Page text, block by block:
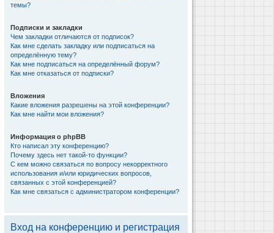
темы?
Подписки и закладки
Чем закладки отличаются от подписок?
Как мне сделать закладку или подписаться на
определённую тему?
Как мне подписаться на определённый форум?
Как мне отказаться от подписки?
Вложения
Какие вложения разрешены на этой конференции?
Как мне найти мои вложения?
Информация о phpBB
Кто написал эту конференцию?
Почему здесь нет такой-то функции?
С кем можно связаться по вопросу некорректного
использования и/или юридических вопросов,
связанных с этой конференцией?
Как мне связаться с администратором конференции?
Вход на конференцию и регистрация